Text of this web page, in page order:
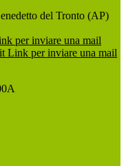
del Tronto (AP)
per inviare una mail
Link per inviare una mail